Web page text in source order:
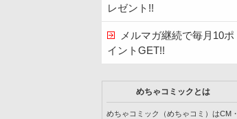
レゼント!!
メルマガ継続で毎月10ポ
イントGET!!
めちゃコミックとは
めちゃコミック（めちゃコミ）はCM・